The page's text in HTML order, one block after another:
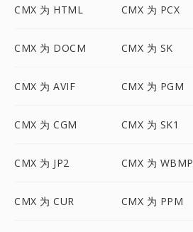
CMX 为 HTML CMX 为 PCX
CMX 为 DOCM CMX 为 SK
CMX 为 AVIF CMX 为 PGM
CMX 为 CGM CMX 为 SK1
CMX 为 JP2 CMX 为 WBMP
CMX 为 CUR CMX 为 PPM